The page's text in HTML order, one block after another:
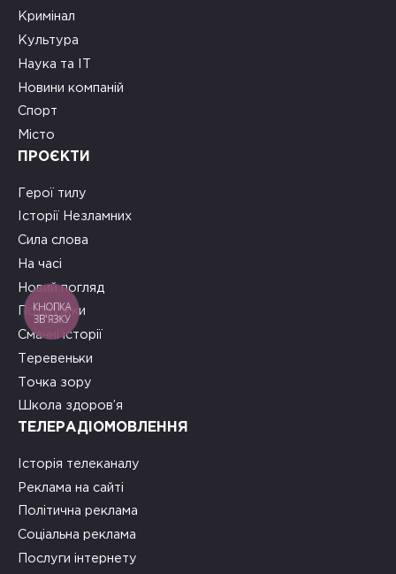
Кримінал
Культура
Наука та ІТ
Новини компаній
Спорт
Місто
ПРОЄКТИ
Герої тилу
Історії Незламних
Сила слова
На часі
Новий погляд
Подружки
Смачні історії
Теревеньки
Точка зору
Школа здоров’я
ТЕЛЕРАДІОМОВЛЕННЯ
Історія телеканалу
Реклама на сайті
Політична реклама
Соціальна реклама
Послуги інтернету
КНОПКА
ЗВ'ЯЗКУ